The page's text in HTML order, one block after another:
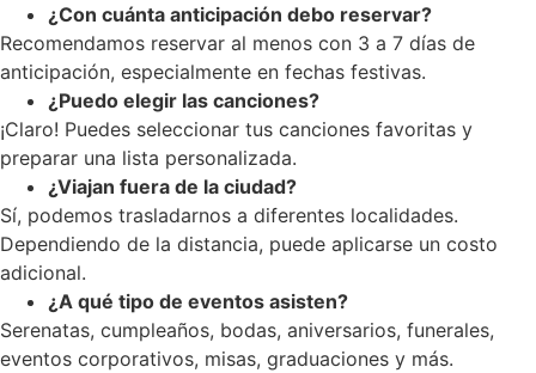
¿Con cuánta anticipación debo reservar?
Recomendamos reservar al menos con 3 a 7 días de
anticipación, especialmente en fechas festivas.
¿Puedo elegir las canciones?
¡Claro! Puedes seleccionar tus canciones favoritas y
preparar una lista personalizada.
¿Viajan fuera de la ciudad?
Sí, podemos trasladarnos a diferentes localidades.
Dependiendo de la distancia, puede aplicarse un costo
adicional.
¿A qué tipo de eventos asisten?
Serenatas, cumpleaños, bodas, aniversarios, funerales,
eventos corporativos, misas, graduaciones y más.